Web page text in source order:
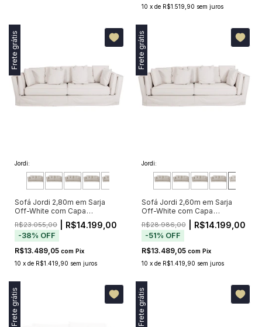
10 x de R$1.519,90 sem juros
Frete grátis
Jordi:
Sofá Jordi 2,80m em Sarja
Off-White com Capa
R$23.055,00 | R$14.199,00
-38% OFF
R$13.489,05 com Pix
10 x de R$1.419,90 sem juros
Frete grátis
Jordi:
Sofá Jordi 2,60m em Sarja
Off-White com Capa
R$28.986,00| R$14.199,00
-51% OFF
R$13.489,05 com Pix
10 x de R$1.419,90 sem juros
Frete grátis Frete grátis